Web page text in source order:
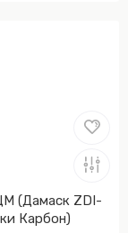
(Дамаск ZDI-
Карбон)